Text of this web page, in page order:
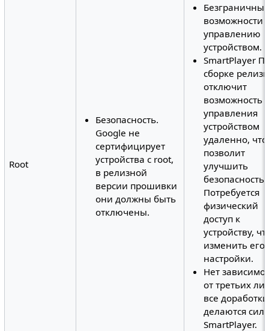
Root
Безопасность.
Google не
сертифицирует
устройства с root,
в релизной
версии прошивки
они должны быть
отключены.
Безграничные
возможности
управлению
устройством.
SmartPlayer
сборке
отключит
возможность
управления
устройством
удаленно, что
позволит
улучшить
безопасность.
Потребуется
физический
доступ к
устройству,
изменить его
настройки.
Нет
от третьих
все доработки
делаются
SmartPlayer.